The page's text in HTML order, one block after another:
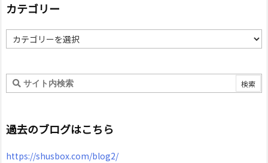
カテゴリー
カ
テ
リ
ー
過去のブログはこちら
https://shusbox.com/blog2/